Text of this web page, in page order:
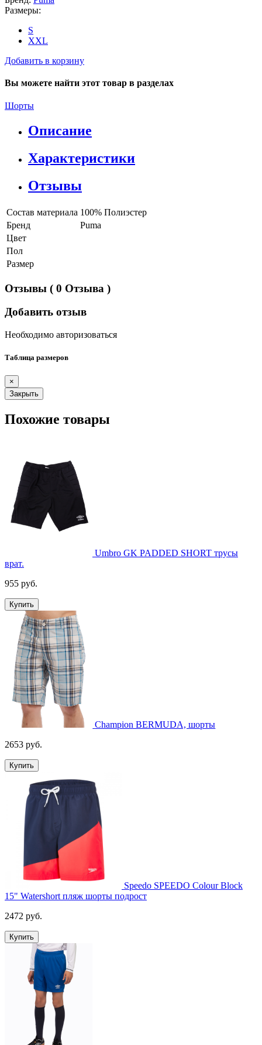
Размеры:
S
XXL
Добавить в корзину
Вы можете найти этот товар в разделах
Шорты
Описание
Характеристики
Отзывы
Состав материала 100% Полиэстер
Бренд
Puma
Цвет
Пол
Размер
Отзывы ( 0 Отзыва )
Добавить отзыв
Необходимо авторизоваться
Таблица размеров
×
Закрыть
Похожие товары
Umbro GK PADDED SHORT трусы
врат.
955 руб.
Купить
Champion BERMUDA, шорты
2653 руб.
Купить
Speedo SPEEDO Colour Block
15" Watershort пляж шорты подрост
2472 руб.
Купить